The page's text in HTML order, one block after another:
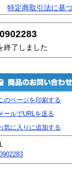
特定商取引法に基
終了しました
のページを印刷する
ールでURLを送る
気に入りに追加する